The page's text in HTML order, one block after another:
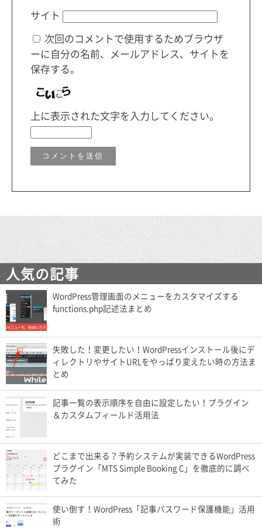
サイト
次回のコメントで使用するためブラウザ
ーに自分の名前、メールアドレス、サイトを
保存する。
上に表示された文字を入力してください。
人気の記事
WordPress管理画面のメニューをカスタマイズする
functions.php記述法まとめ
失敗した！変更したい！WordPressインストール後にデ
ィレクトリやサイトURLをやっぱり変えたい時の方法ま
とめ
記事一覧の表示順序を自由に設定したい！プラグイン
＆カスタムフィールド活用法
どこまで出来る？予約システムが実装できるWordPress
プラグイン「MTS Simple Booking C」を徹底的に調べ
てみた
使い倒す！WordPress「記事パスワード保護機能」活用
術